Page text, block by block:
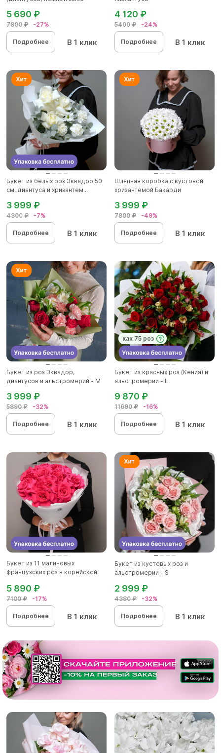
7800 ₽ -27%
5 690 ₽
Подробнее В 1 клик
5400 ₽ -24%
4 120 ₽
Подробнее В 1 клик
Букет из белых роз Эквадор 50
см, диантуса и хризантем...
4300 ₽ -7%
3 999 ₽
Подробнее В 1 клик
Шляпная коробка с кустовой
хризантемой Бакарди
7800 ₽ -49%
3 999 ₽
Подробнее В 1 клик
Букет из роз Эквадор,
диантусов и альстромерий - М
5890 ₽ -32%
3 999 ₽
Подробнее В 1 клик
как 75 роз
Букет из красных роз (Кения) и
альстромерии - L
11690 ₽ -16%
9 870 ₽
Подробнее В 1 клик
Букет из 11 малиновых
французских роз в корейской
7100 ₽ -17%
5 890 ₽
Подробнее В 1 клик
Букет из кустовых роз и
альстромерии - S
4380 ₽ -32%
2 999 ₽
Подробнее В 1 клик